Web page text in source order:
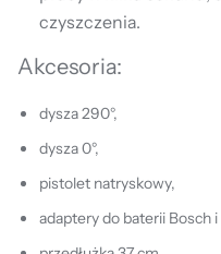
czyszczenia.
Akcesoria:
dysza 290°,
dysza 0°,
pistolet natryskowy,
adaptery do baterii Bosch i